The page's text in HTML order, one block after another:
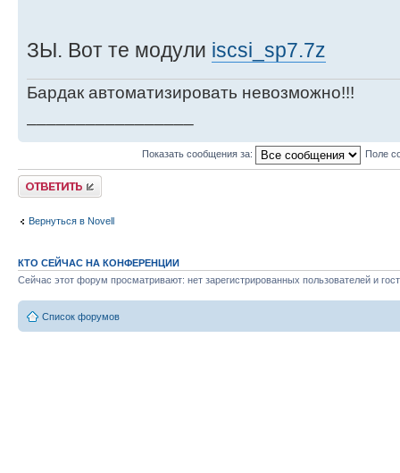
ЗЫ. Вот те модули iscsi_sp7.7z
Бардак автоматизировать невозможно!!!
Показать сообщения за: Поле
Ответить
Вернуться в Novell
КТО СЕЙЧАС НА КОНФЕРЕНЦИИ
Сейчас этот форум просматривают: нет зарегистрированных пользователей и
Список форумов